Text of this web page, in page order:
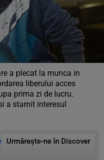
a plecat la munca in
liberului acces
prima zi de lucru.
a starnit interesul
Urmărește-ne în Discover